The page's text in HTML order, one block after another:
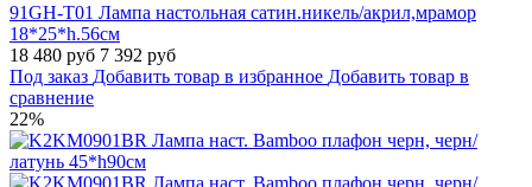
91GH-T01 Лампа настольная сатин.никель/акрил,мрамор
18*25*h.56см
18 480 руб 7 392 руб
Под заказ Добавить товар в избранное Добавить товар в
сравнение
22%